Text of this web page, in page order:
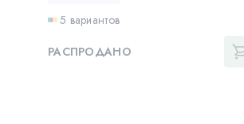
5 вариантов
РАСПРОДАНО